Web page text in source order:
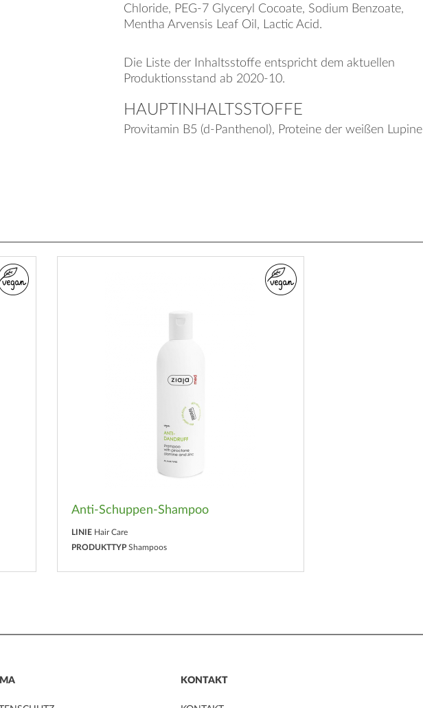
Chloride, PEG-7 Glyceryl Cocoate, Sodium Benzoate,
Mentha Arvensis Leaf Oil, Lactic Acid.
Die Liste der Inhaltsstoffe entspricht dem aktuellen
Produktionsstand ab 2020-10.
HAUPTINHALTSSTOFFE
Provitamin B5 (d-Panthenol), Proteine der weißen Lupine
Anti-Schuppen-Shampoo
LINIE Hair Care
PRODUKTTYP Shampoos
KONTAKT